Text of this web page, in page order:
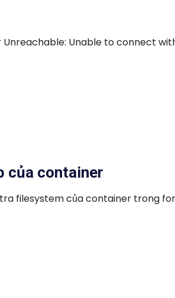
Unreachable: Unable to connect
của container
filesystem của container trong